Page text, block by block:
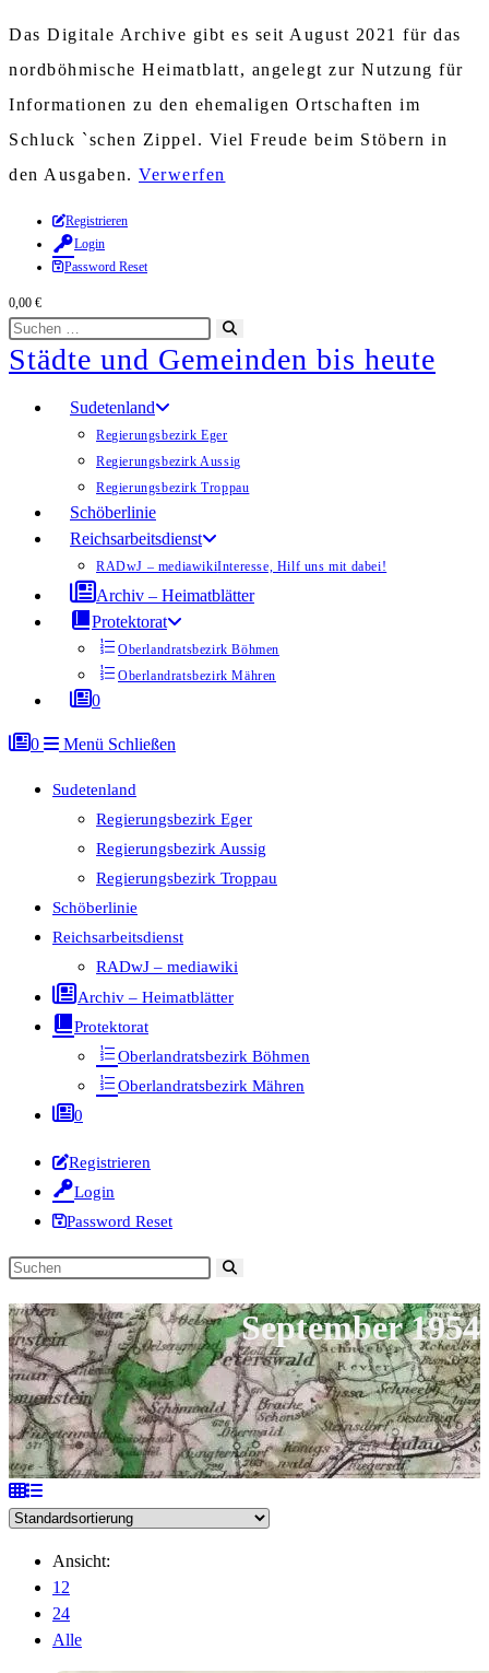
Das Digitale Archive gibt es seit August 2021 für das
nordböhmische Heimatblatt, angelegt zur Nutzung für
Informationen zu den ehemaligen Ortschaften im
Schluck `schen Zippel. Viel Freude beim Stöbern in
den Ausgaben. Verwerfen
Zum
Inhalt
springen
Registrieren
Login
Password Reset
0,00 €
Diese
Website
durchsuchen
starten
Städte und Gemeinden bis heute
Sudetenland
Regierungsbezirk Eger
Regierungsbezirk Aussig
Regierungsbezirk Troppau
Schöberlinie
Reichsarbeitsdienst
RADwJ – mediawikiInteresse, Hilf uns mit dabei!
Archiv – Heimatblätter
Protektorat
Oberlandratsbezirk Böhmen
Oberlandratsbezirk Mähren
0
0 Menü Schließen
Sudetenland
Regierungsbezirk Eger
Regierungsbezirk Aussig
Regierungsbezirk Troppau
Schöberlinie
Reichsarbeitsdienst
RADwJ – mediawiki
Archiv – Heimatblätter
Protektorat
Oberlandratsbezirk Böhmen
Oberlandratsbezirk Mähren
0
Registrieren
Login
Password Reset
Diese
durchsuchen
September 1954
Ansicht:
12
24
Alle